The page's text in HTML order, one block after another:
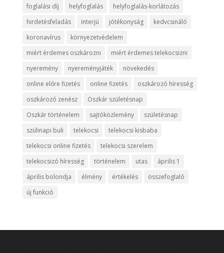
foglalási díj
helyfoglalás
helyfoglalás-korlátozás
hirdetésfeladás
interjú jótékonyság
kedvcsináló
koronavírus
környezetvédelem
miért érdemes oszkározni
miért érdemes telekocsizni
nyeremény
nyereményjáték
növekedés
online előre fizetés
online fizetés
oszkározó híresség
oszkározó zenész
Oszkár születésnap
Oszkár történelem
sajtóközlemény
születésnap
szülinapi buli
telekocsi
telekocsi kisbaba
telekocsi online fizetés
telekocsi szerelem
telekocsizó híresség
történelem utas
április 1
április bolondja
élmény értékelés
összefoglaló
új funkció